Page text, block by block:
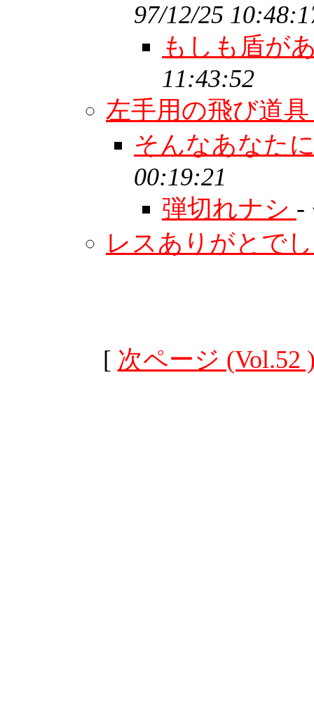
97/12/25
もしも盾が
11:43:52
左手用の飛び道
そんなあなた
00:19:21
弾切れナシ -
レスありがとで
[ 次ページ (Vol.52